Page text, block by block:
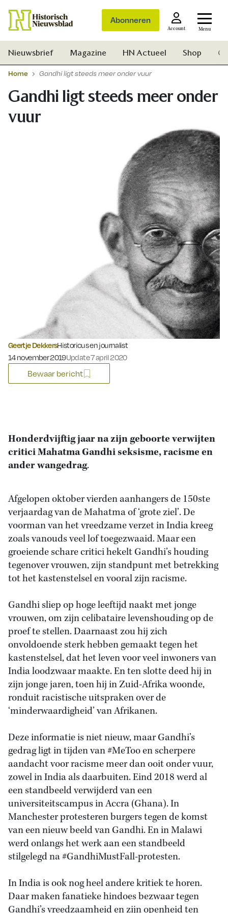
Abonneren
Account Menu
Zoek
Nieuwsbrief Magazine HN Actueel Shop
Home Gandhi ligt steeds meer onder vuur
Gandhi ligt steeds meer onder
vuur
Geertje DekkersHistoricus en journalist
Gepubliceerd op:
14 november 2019Update 7 april 2020
Bewaar bericht
Honderdvijftig jaar na zijn geboorte verwijten
critici Mahatma Gandhi seksisme, racisme en
ander wangedrag.
Afgelopen oktober vierden aanhangers de 150ste
verjaardag van de Mahatma of ‘grote ziel’. De
voorman van het vreedzame verzet in India kreeg
zoals vanouds veel lof toegezwaaid. Maar een
groeiende schare critici hekelt Gandhi’s houding
tegenover vrouwen, zijn standpunt met betrekking
tot het kastenstelsel en vooral zijn racisme.
Gandhi sliep op hoge leeftijd naakt met jonge
vrouwen, om zijn celibataire levenshouding op de
proef te stellen. Daarnaast zou hij zich
onvoldoende sterk hebben gemaakt tegen het
kastenstelsel, dat het leven voor veel inwoners van
India loodzwaar maakte. En ten slotte deed hij in
zijn jonge jaren, toen hij in Zuid-Afrika woonde,
ronduit racistische uitspraken over de
‘minderwaardigheid’ van Afrikanen.
Deze informatie is niet nieuw, maar Gandhi’s
gedrag ligt in tijden van #MeToo en scherpere
aandacht voor racisme meer dan ooit onder vuur,
zowel in India als daarbuiten. Eind 2018 werd al
een standbeeld verwijderd van een
universiteitscampus in Accra (Ghana). In
Manchester protesteren burgers tegen de komst
van een nieuw beeld van Gandhi. En in Malawi
werd onlangs het werk aan een standbeeld
stilgelegd na #GandhiMustFall-protesten.
In India is ook nog heel andere kritiek te horen.
Daar maken fanatieke hindoes bezwaar tegen
Gandhi’s vreedzaamheid en zijn openheid ten